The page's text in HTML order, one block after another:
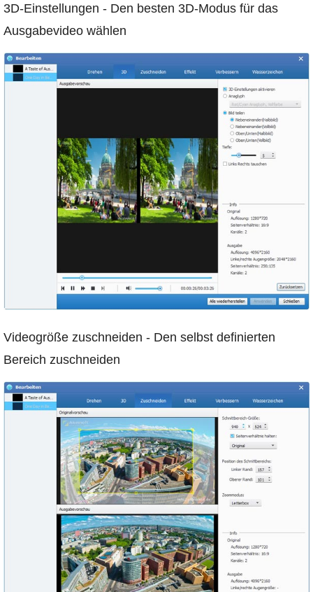
3D-Einstellungen - Den besten 3D-Modus für das
Ausgabevideo wählen
Videogröße zuschneiden - Den selbst definierten
Bereich zuschneiden